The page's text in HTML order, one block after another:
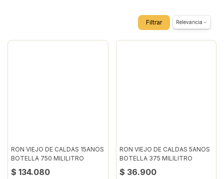
Filtrar Relevancia
RON VIEJO DE CALDAS 15ANOS
BOTELLA 750 MILILITRO
$ 134.080
RON VIEJO DE CALDAS 5ANOS
BOTELLA 375 MILILITRO
$ 36.900